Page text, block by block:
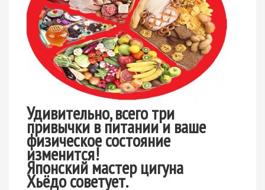
Удивительно, всего три
привычки в питании и ваше
физическое состояние
изменится!
Японский мастер цигуна
Хьёдо советует.